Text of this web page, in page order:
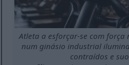
Atleta a esforçar-se com
num ginásio industrial
contraídos e